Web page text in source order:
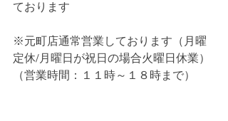
ております
※元町店通常営業しております（月曜
定休/月曜日が祝日の場合火曜日休業）
（営業時間：１１時～１８時まで）